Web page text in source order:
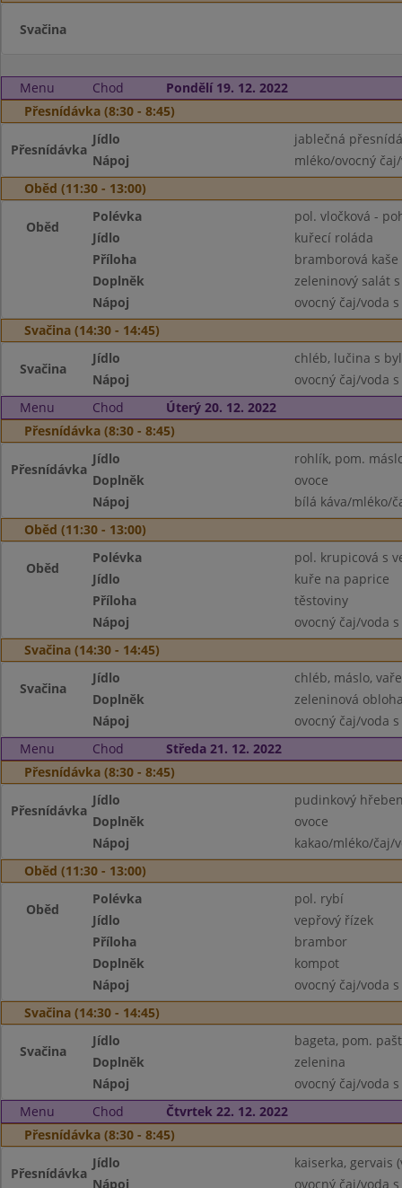
Svačina
Menu Chod
Pondělí 19. 12. 2022
Přesnídávka (8:30 - 8:45)
Přesnídávka
Jídlo
jablečná
Nápoj
mléko/ovocný
Oběd (11:30 - 13:00)
Oběd
Polévka
pol. vločková -
Jídlo
kuřecí roláda
Příloha
bramborová kaše
Doplněk
zeleninový salát
Nápoj
ovocný čaj/voda
Svačina (14:30 - 14:45)
Svačina
Jídlo
chléb, lučina s
Nápoj
ovocný čaj/voda
Menu
Chod
Úterý 20. 12. 2022
Přesnídávka (8:30 - 8:45)
Přesnídávka
Jídlo
rohlík, pom.
Doplněk
ovoce
Nápoj
bílá káva/mléko/
Oběd (11:30 - 13:00)
Oběd
Polévka
pol. krupicová s
Jídlo
kuře na paprice
Příloha
těstoviny
Nápoj
ovocný čaj/voda
Svačina (14:30 - 14:45)
Svačina
Jídlo
chléb, máslo,
Doplněk
zeleninová
Nápoj
ovocný čaj/voda
Menu
Chod
Středa 21. 12. 2022
Přesnídávka (8:30 - 8:45)
Přesnídávka
Jídlo
pudinkový
Doplněk
ovoce
Nápoj
kakao/mléko/čaj/
Oběd (11:30 - 13:00)
Oběd
Polévka
pol. rybí
Jídlo
vepřový řízek
Příloha
brambor
Doplněk
kompot
Nápoj
ovocný čaj/voda
Svačina (14:30 - 14:45)
Svačina
Jídlo
bageta, pom.
Doplněk
zelenina
Nápoj
ovocný čaj/voda
Menu
Chod
Čtvrtek 22. 12. 2022
Přesnídávka (8:30 - 8:45)
Přesnídávka
Jídlo
kaiserka, gervais
Nápoj
ovocný čaj/voda